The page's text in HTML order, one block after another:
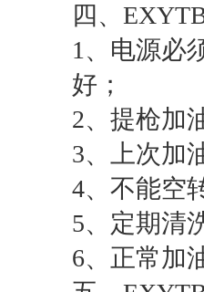
四、
1、电源必
好；
2、提枪加
3、上次加
4、不能空
5、定期清
6、正常加